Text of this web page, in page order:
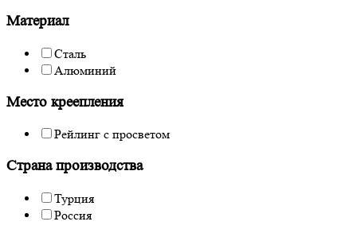
Материал
Сталь
Алюминий
Место креепления
Рейлинг с просветом
Страна производства
Турция
Россия